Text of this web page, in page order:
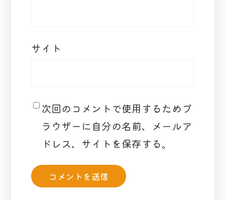
サイト
次回のコメントで使用するためブ
ラウザーに自分の名前、メールア
ドレス、サイトを保存する。